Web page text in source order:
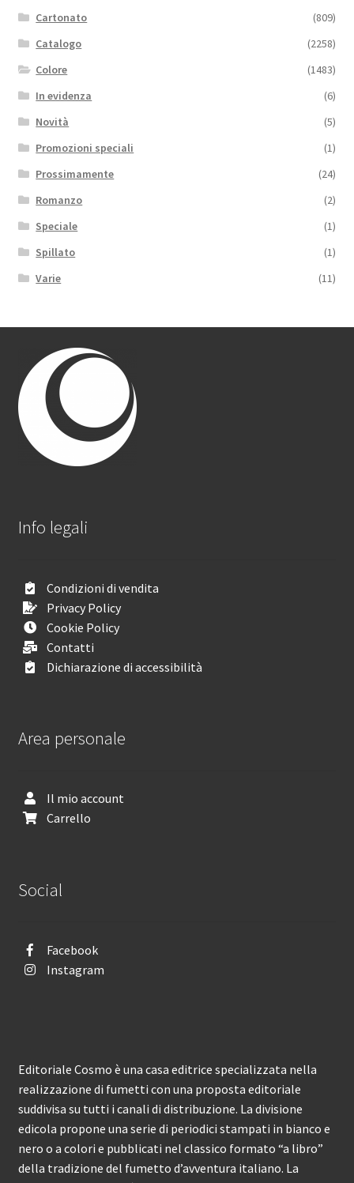
Cartonato
(809)
Catalogo
(2258)
Colore
(1483)
In evidenza
(6)
Novità
(5)
Promozioni speciali
(1)
Prossimamente
(24)
Romanzo
(2)
Speciale
(1)
Spillato
(1)
Varie
(11)
Info legali
Condizioni di vendita
Privacy Policy
Cookie Policy
Contatti
Dichiarazione di accessibilità
Area personale
Il mio account
Carrello
Social
Facebook
Instagram
Editoriale Cosmo è una casa editrice specializzata nella
realizzazione di fumetti con una proposta editoriale
suddivisa su tutti i canali di distribuzione. La divisione
edicola propone una serie di periodici stampati in bianco e
nero o a colori e pubblicati nel classico formato “a libro”
della tradizione del fumetto d’avventura italiano. La